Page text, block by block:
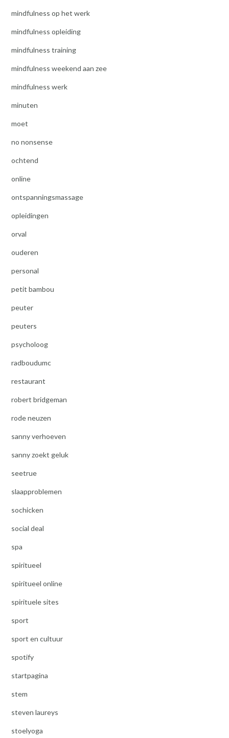
mindfulness op het werk
mindfulness opleiding
mindfulness training
mindfulness weekend aan zee
mindfulness werk
minuten
moet
no nonsense
ochtend
online
ontspanningsmassage
opleidingen
orval
ouderen
personal
petit bambou
peuter
peuters
psycholoog
radboudumc
restaurant
robert bridgeman
rode neuzen
sanny verhoeven
sanny zoekt geluk
seetrue
slaapproblemen
sochicken
social deal
spa
spiritueel
spiritueel online
spirituele sites
sport
sport en cultuur
spotify
startpagina
stem
steven laureys
stoelyoga